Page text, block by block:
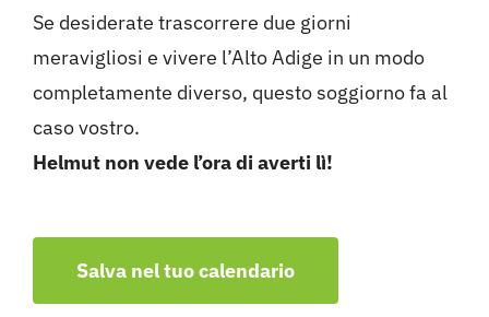
Se desiderate trascorrere due giorni
meravigliosi e vivere l’Alto Adige in un modo
completamente diverso, questo soggiorno fa al
caso vostro.
Helmut non vede l’ora di averti lì!
Salva nel tuo calendario